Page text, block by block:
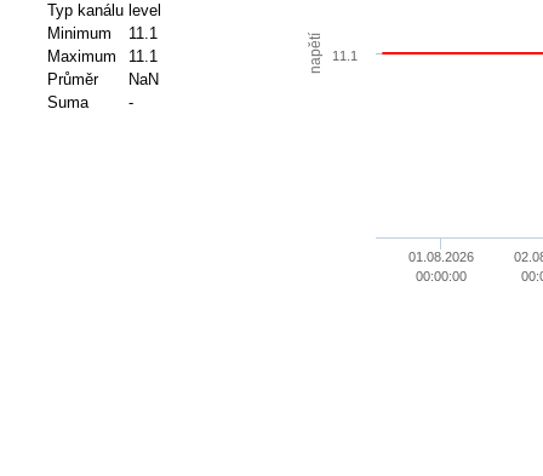
Typ kanálu level
Minimum
11.1
Maximum
11.1
Průměr
NaN
Suma
-
napětí
01.08.2026
00:00:00
11.1